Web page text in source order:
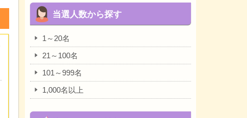
当選人数から探す
1～20名
21～100名
101～999名
1,000名以上